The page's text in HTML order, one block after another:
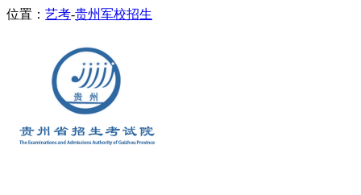
位置： 艺考-贵州军校招生